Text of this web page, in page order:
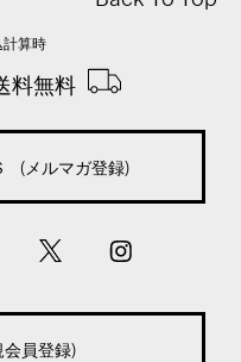
算時
料無料
(メルマガ登録)
員登録)